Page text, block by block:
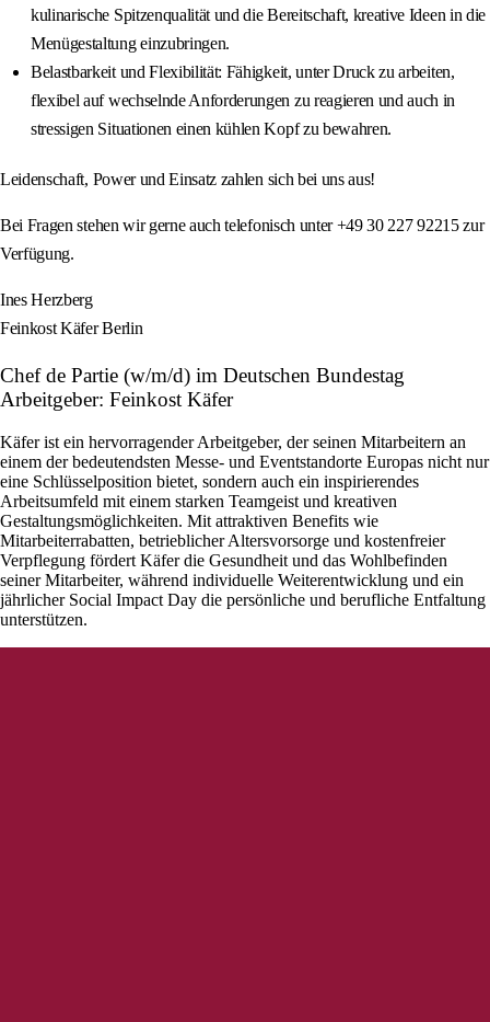
kulinarische Spitzenqualität und die Bereitschaft, kreative Ideen in die
Menügestaltung einzubringen.
Belastbarkeit und Flexibilität: Fähigkeit, unter Druck zu arbeiten,
flexibel auf wechselnde Anforderungen zu reagieren und auch in
stressigen Situationen einen kühlen Kopf zu bewahren.
Leidenschaft, Power und Einsatz zahlen sich bei uns aus!
Bei Fragen stehen wir gerne auch telefonisch unter +49 30 227 92215 zur
Verfügung.
Ines Herzberg
Feinkost Käfer Berlin
Chef de Partie (w/m/d) im Deutschen Bundestag
Arbeitgeber: Feinkost Käfer
Käfer ist ein hervorragender Arbeitgeber, der seinen Mitarbeitern an
einem der bedeutendsten Messe- und Eventstandorte Europas nicht nur
eine Schlüsselposition bietet, sondern auch ein inspirierendes
Arbeitsumfeld mit einem starken Teamgeist und kreativen
Gestaltungsmöglichkeiten. Mit attraktiven Benefits wie
Mitarbeiterrabatten, betrieblicher Altersvorsorge und kostenfreier
Verpflegung fördert Käfer die Gesundheit und das Wohlbefinden
seiner Mitarbeiter, während individuelle Weiterentwicklung und ein
jährlicher Social Impact Day die persönliche und berufliche Entfaltung
unterstützen.